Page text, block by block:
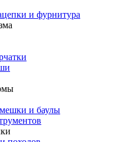
и фурнитура
и баулы